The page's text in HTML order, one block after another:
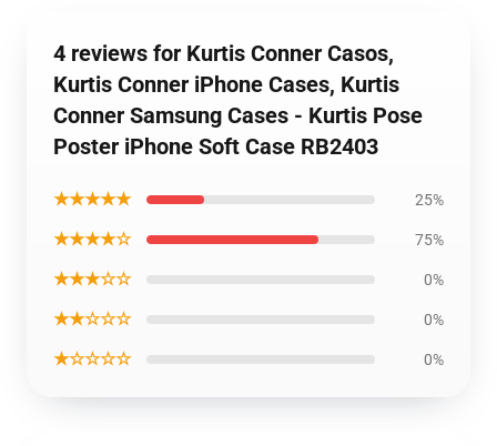
4 reviews for Kurtis Conner Casos,
Kurtis Conner iPhone Cases, Kurtis
Conner Samsung Cases - Kurtis Pose
Poster iPhone Soft Case RB2403
★★★★★ 25%
★★★★☆ 75%
★★★☆☆ 0%
★★☆☆☆ 0%
★☆☆☆☆ 0%